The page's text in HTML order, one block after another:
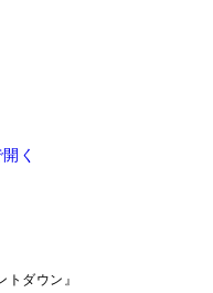
く
トダウン』